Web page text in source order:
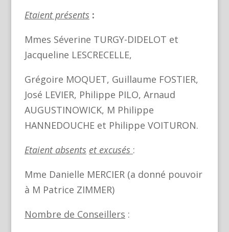
Etaient présents :
Mmes Séverine TURGY-DIDELOT et
Jacqueline LESCRECELLE,
Grégoire MOQUET, Guillaume FOSTIER,
José LEVIER, Philippe PILO, Arnaud
AUGUSTINOWICK, M Philippe
HANNEDOUCHE et Philippe VOITURON.
Etaient absents et excusés :
Mme Danielle MERCIER (a donné pouvoir
à M Patrice ZIMMER)
Nombre de Conseillers :